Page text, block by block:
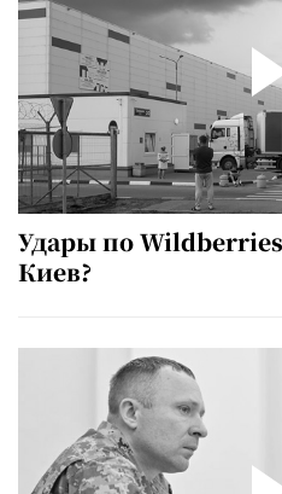
Удары по
Киев?